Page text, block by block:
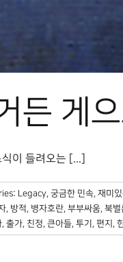
든 게
이 들려오는 [...]
Legacy, 궁금한 민속, 재미
, 방적, 병자호란, 부부싸움, 북벌
, 출가, 친정, 큰아들, 투기 , 편지 ,